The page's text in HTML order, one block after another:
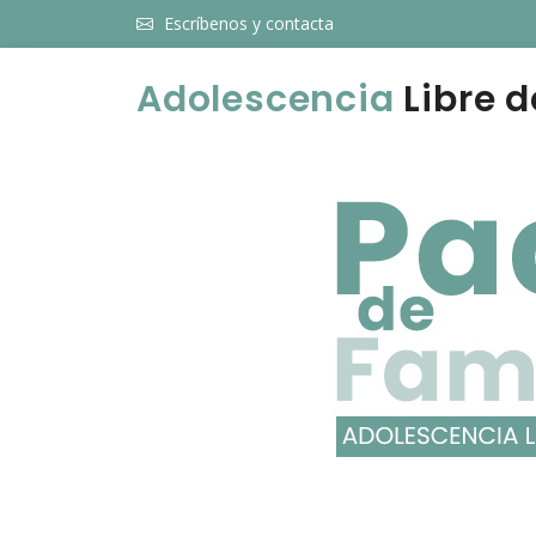
Escríbenos y contacta
Adolescencia Libre